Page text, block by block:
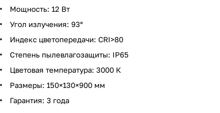
Мощность: 12 Вт
Угол излучения: 93°
Индекс цветопередачи: CRI>80
Степень пылевлагозащиты: IP65
Цветовая температура: 3000 К
Размеры: 150×130×900 мм
Гарантия: 3 года